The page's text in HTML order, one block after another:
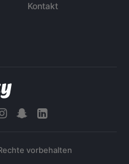
Kontakt
vorbehalten